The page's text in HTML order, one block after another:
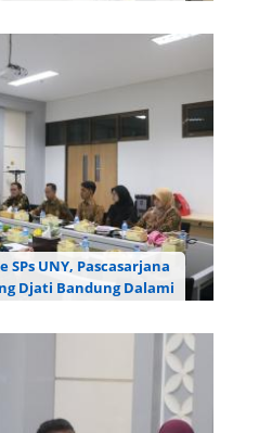
(SPs) Universitas Negeri
kunjungan Universitas
kegiatan workshop
Peluang Studi Lanjut
UNY, Pascasarjana
Djati Bandung Dalami
(SPs) Universitas Negeri
menerima kunjungan
Universitas Islam
Djati Bandung pada